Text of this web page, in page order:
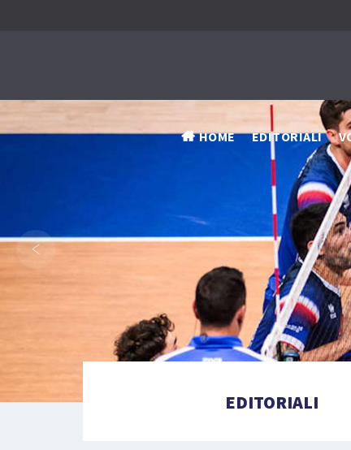
HOME EDITORIALI
‹
EDITORIALI